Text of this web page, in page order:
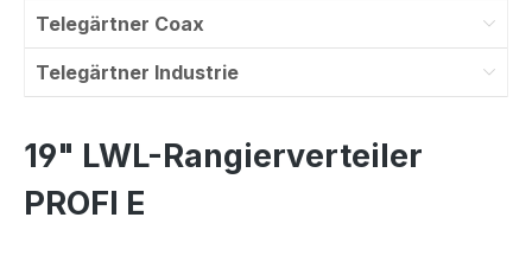
Telegärtner Coax
Telegärtner Industrie
19" LWL-Rangierverteiler
PROFI E